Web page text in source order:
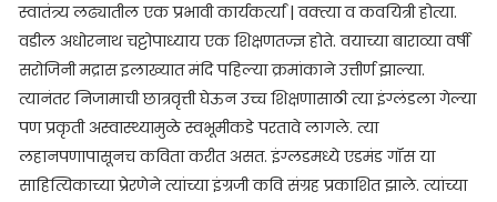
स्वातंत्र्य लढ्यातील एक प्रभावी कार्यकर्त्यां | वक्त्या व कवयित्री होत्या.
वडील अधोरनाथ चट्टोपाध्याय एक शिक्षणतज्ज्ञ होते. वयाच्या बाराव्या वर्षी
सरोजिनी मद्रास इलाख्यात मंदि पहिल्या क्रमांकाने उत्तीर्ण झाल्या.
त्यानंतर निजामाची छात्रवृत्ती घेऊन उच्च शिक्षणासाठी त्या इंग्लंडला गेल्या
पण प्रकृती अस्वास्थ्यामुळे स्वभूमीकडे परतावे लागले. त्या
लहानपणापासूनच कविता करीत असत. इंग्लडमध्ये एडमंड गॉस या
साहित्यिकाच्या प्रेरणेने त्यांच्या इंग्रजी कवि संग्रह प्रकाशित झाले. त्यांच्या